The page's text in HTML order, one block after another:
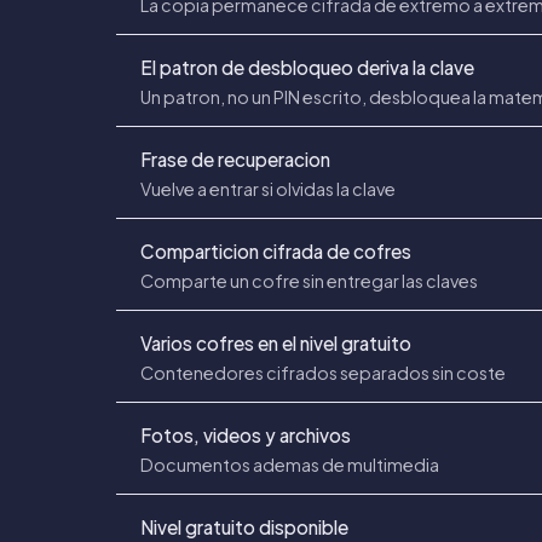
La copia permanece cifrada de extremo a
El patron de desbloqueo deriva la clave
Un patron, no un PIN escrito, desbloquea la
Frase de recuperacion
Vuelve a entrar si olvidas la clave
Comparticion cifrada de cofres
Comparte un cofre sin entregar las claves
Varios cofres en el nivel gratuito
Contenedores cifrados separados sin coste
Fotos, videos y archivos
Documentos ademas de multimedia
Nivel gratuito disponible